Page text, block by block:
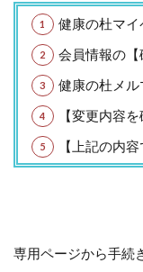
健康の杜マ
会員情報の
健康の杜メ
【変更内容
【上記の内
専用ページから手続